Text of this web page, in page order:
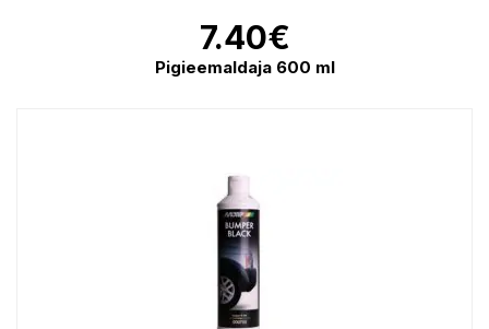
7.40€
Pigieemaldaja 600 ml